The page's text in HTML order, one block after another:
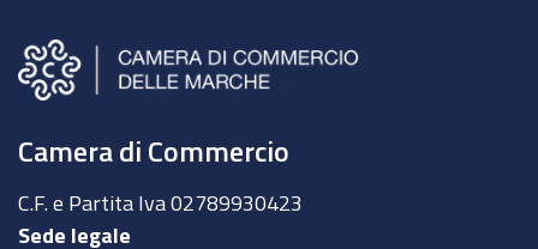
Camera di Commercio
C.F. e Partita Iva 02789930423
Sede legale